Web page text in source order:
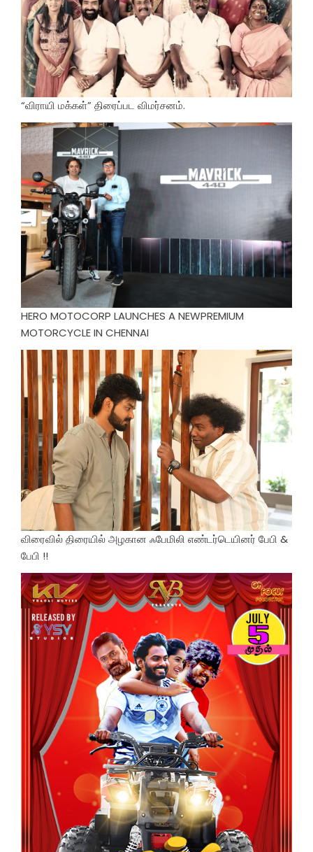
“விராயி மக்கள்” திரைப்பட விமர்சனம்.
HERO MOTOCORP LAUNCHES A NEWPREMIUM
MOTORCYCLE IN CHENNAI
விரைவில் திரையில் அழகான ஃபேமிலி எண்டர்டெயினர் பேபி &
பேபி !!